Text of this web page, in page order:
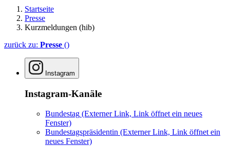
Startseite
Presse
Kurzmeldungen (hib)
zurück zu: Presse ()
Instagram
Instagram-Kanäle
Bundestag (Externer Link, Link öffnet ein neues
Fenster)
Bundestagspräsidentin (Externer Link, Link öffnet ein
neues Fenster)